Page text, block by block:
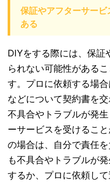
保証やアフターサー
ある
DIYをする際には、保証
られない可能性がある
す。プロに依頼する場
などについて契約書を
不具合やトラブルが発
ーサービスを受けるこ
の場合は、自分で責任
も不具合やトラブルが
するか、プロに依頼し